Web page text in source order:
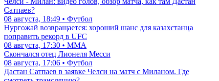
Сатпаев?
08 августа, 18:49 • Футбол
Нургожай возвращается: хороший шанс для казахстанца
поправить рекорд в UFC
08 августа, 17:30 • ММА
Скончался отец Лионеля Месси
08 августа, 17:06 • Футбол
Дастан Сатпаев в заявке Челси на матч с Миланом. Где